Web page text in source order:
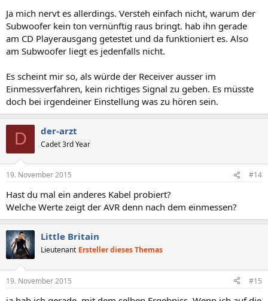
Ja mich nervt es allerdings. Versteh einfach nicht, warum der
Subwoofer kein ton vernünftig raus bringt. hab ihn gerade
am CD Playerausgang getestet und da funktioniert es. Also
am Subwoofer liegt es jedenfalls nicht.
Es scheint mir so, als würde der Receiver ausser im
Einmessverfahren, kein richtiges Signal zu geben. Es müsste
doch bei irgendeiner Einstellung was zu hören sein.
D der-arzt
Cadet 3rd Year
19. November 2015 #14
Hast du mal ein anderes Kabel probiert?
Welche Werte zeigt der AVR denn nach dem einmessen?
Little Britain
Lieutenant Ersteller dieses Themas
19. November 2015 #15